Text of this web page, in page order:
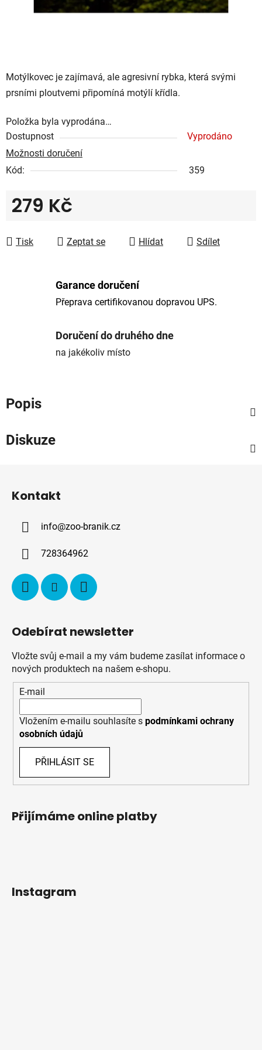
Motýlkovec je zajímavá, ale agresivní rybka, která svými
prsními ploutvemi připomíná motýlí křídla.
Položka byla vyprodána…
Dostupnost
Vyprodáno
Možnosti doručení
Kód:
359
279 Kč
Tisk
Zeptat se Hlídat Sdílet
Garance doručení
Přeprava certifikovanou dopravou UPS.
Doručení do druhého dne
na jakékoliv místo
Popis
Diskuze
Kontakt
info@zoo-branik.cz
728364962
Odebírat newsletter
Vložte svůj e-mail a my vám budeme zasílat informace o
nových produktech na našem e-shopu.
E-mail
Vložením e-mailu souhlasíte s podmínkami ochrany
osobních údajů
PŘIHLÁSIT SE
Přijímáme online platby
Instagram